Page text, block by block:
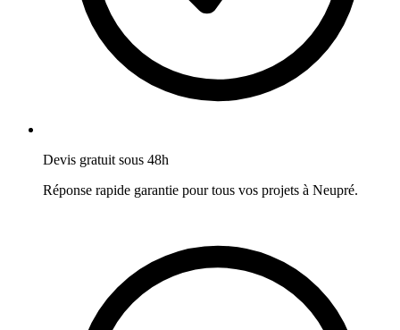
Devis gratuit sous 48h
Réponse rapide garantie pour tous vos projets à Neupré.